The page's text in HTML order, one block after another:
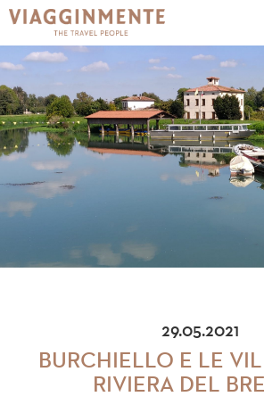
29.05.2021
BURCHIELLO E LE
RIVIERA DEL